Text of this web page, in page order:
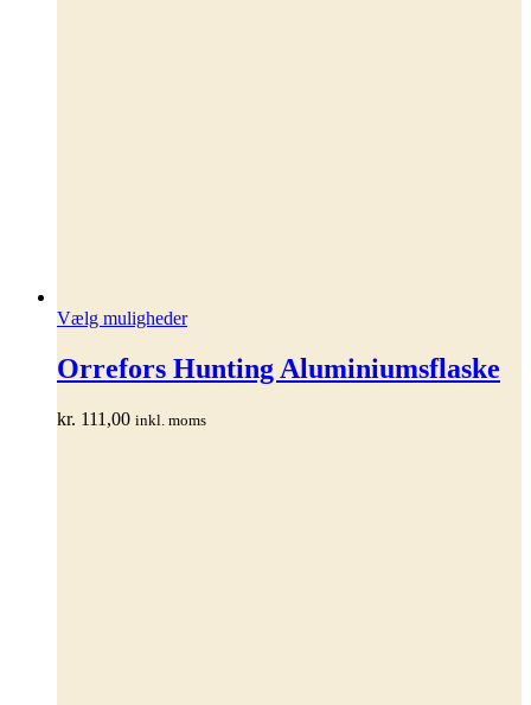
Vælg mulighederDette
har
flere
Mulighederne
Orrefors Hunting Aluminiumsflaske
kr. 111,00 inkl. moms